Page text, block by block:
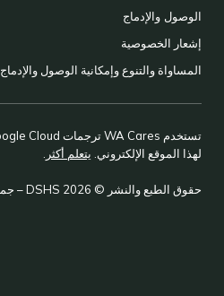
الوصول والإدماج
إشعار الخصوصية
المساواة والتنوع وإمكانية الوصول والإدماج
لهذا الموقع الإلكتروني. يتعلم أكثر
حقوق الطبع والنشر © 2026 DSHS – جميع الحقوق محفوظة